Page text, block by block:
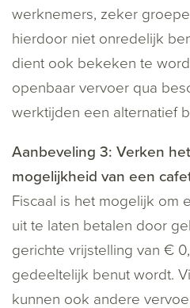
werknemers, zeker
hierdoor niet onredelijk
dient ook bekeken te
openbaar vervoer qua
werktijden een alternatief
Aanbeveling 3: Verken
mogelijkheid van een
Fiscaal is het mogelijk om
uit te laten betalen door
gerichte vrijstelling van €
gedeeltelijk benut wordt.
kunnen ook andere